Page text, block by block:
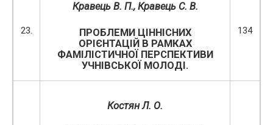
23.
Кравець В. П., Кравець С. В.
ПРОБЛЕМИ ЦІННІСНИХ
ОРІЄНТАЦІЙ В РАМКАХ
ФАМІЛІСТИЧНОЇ ПЕРСПЕКТИВИ
УЧНІВСЬКОЇ МОЛОДІ.
134
Костян Л. О.